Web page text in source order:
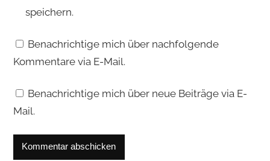
speichern.
Benachrichtige mich über nachfolgende
Kommentare via E-Mail.
Benachrichtige mich über neue Beiträge via E-
Mail.